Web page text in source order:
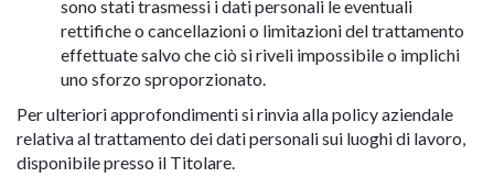
sono stati trasmessi i dati personali le eventuali
rettifiche o cancellazioni o limitazioni del trattamento
effettuate salvo che ciò si riveli impossibile o implichi
uno sforzo sproporzionato.
Per ulteriori approfondimenti si rinvia alla policy aziendale
relativa al trattamento dei dati personali sui luoghi di lavoro,
disponibile presso il Titolare.